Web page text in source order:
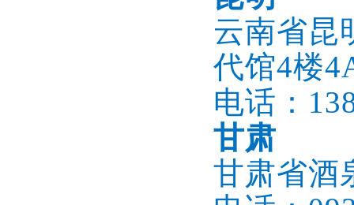
云南省昆
代馆4楼
电话：
甘肃
甘肃省酒